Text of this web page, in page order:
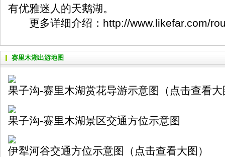
有优雅迷人的天鹅湖。
更多详细介绍： http://www.likefar.com/
赛里木湖出游地图
果子沟-赛里木湖赏花导游示意图（点击查看大
果子沟-赛里木湖景区交通方位示意图
伊犁河谷交通方位示意图（点击查看大图）